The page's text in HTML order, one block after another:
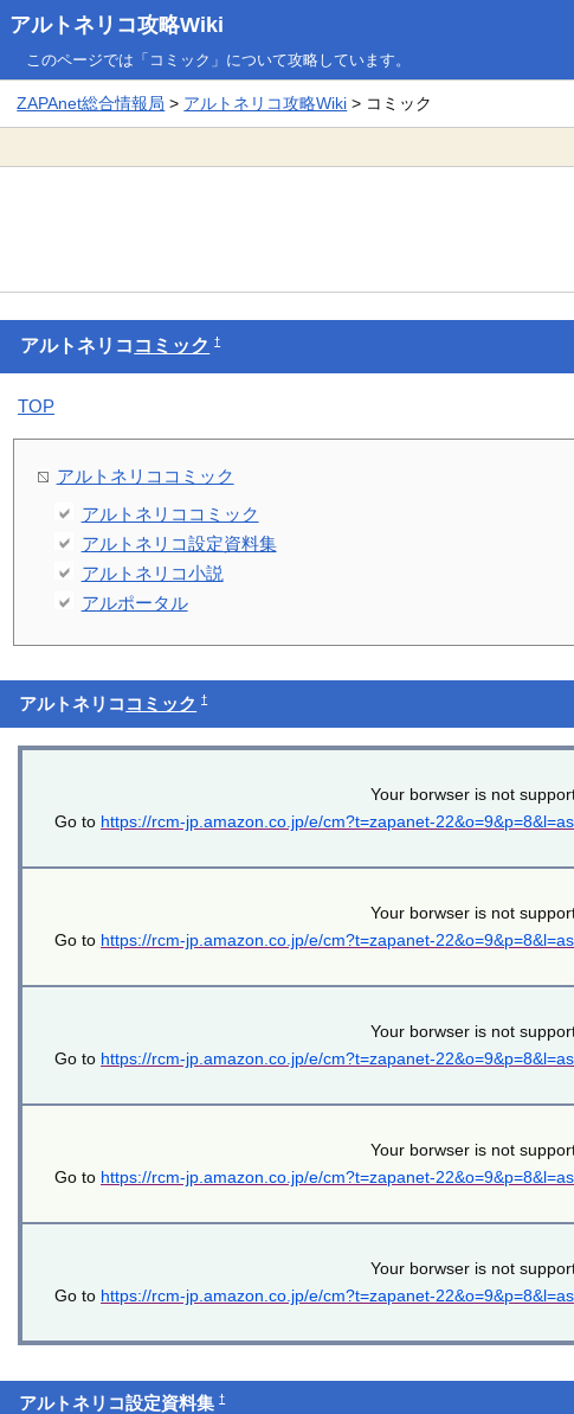
アルトネリコ攻略Wiki
このページでは「コミック」について攻略しています。
ZAPAnet総合情報局 > アルトネリコ攻略Wiki > コミック
アルトネリコ コミック †
TOP
アルトネリココミック
アルトネリココミック
アルトネリコ設定資料集
アルトネリコ小説
アルポータル
アルトネリコ コミック †
Your borwser is not
Go to https://rcm-jp.amazon.co.jp/e/cm?t=zapanet-
Your borwser is not
Go to https://rcm-jp.amazon.co.jp/e/cm?t=zapanet-
Your borwser is not
Go to https://rcm-jp.amazon.co.jp/e/cm?t=zapanet-
Your borwser is not
Go to https://rcm-jp.amazon.co.jp/e/cm?t=zapanet-
Your borwser is not
Go to https://rcm-jp.amazon.co.jp/e/cm?t=zapanet-
アルトネリコ設定資料集†